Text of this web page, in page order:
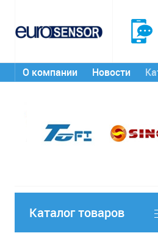
О компании Новости
Каталог товаров